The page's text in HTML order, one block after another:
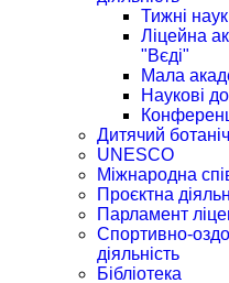
Тижні наук
Ліцейна
"Вєді"
Мала
Наукові
Дитячий
UNESCO
Міжнародна
Проєктна
Парламент
Спортивно-
діяльність
Бібліотека